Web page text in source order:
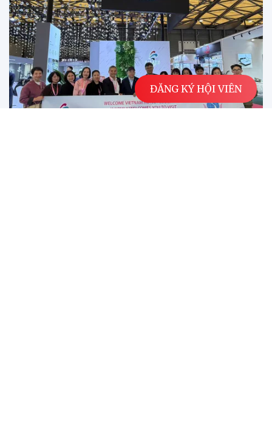
ĐĂNG KÝ HỘI VIÊN